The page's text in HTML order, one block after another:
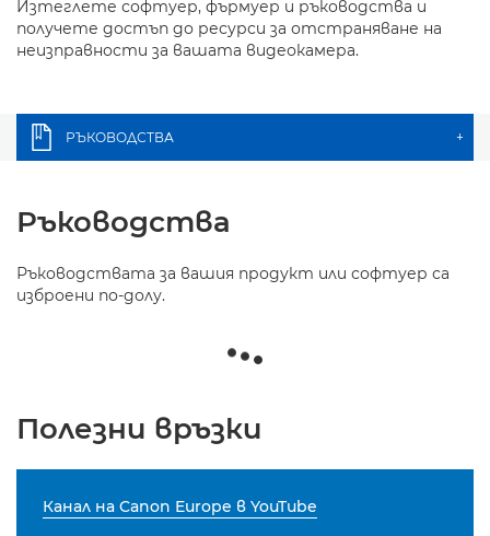
Изтеглете софтуер, фърмуер и ръководства и
получете достъп до ресурси за отстраняване на
неизправности за вашата видеокамера.
РЪКОВОДСТВА +
Ръководства
Ръководствата за вашия продукт или софтуер са
изброени по-долу.
Полезни връзки
Канал на Canon Europe в YouTube